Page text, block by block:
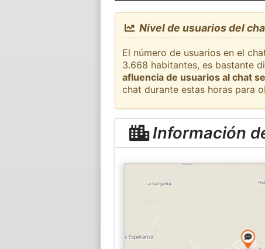
Nivel de usuarios del
El número de usuarios en el
3.668 habitantes, es bastante
afluencia de usuarios al chat
chat durante estas horas para
Información